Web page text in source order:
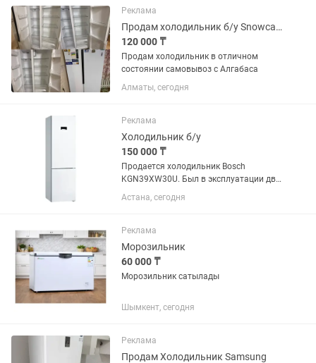
Реклама
Продам холодильник б/у Snowcap sbs nf 570w
120 000 ₸
Продам холодильник в отличном
состоянии самовывоз с Алгабаса
Алматы, сегодня
Реклама
Холодильник б/у
150 000 ₸
Продается холодильник Bosch
KGN39XW30U. Был в эксплуатации два
года. Состояние отличное, есть запах.
Остался выключенным с мясом
клинингом. Новый стоит 525...
Астана, сегодня
Реклама
Морозильник
60 000 ₸
Морозильник сатылады
Шымкент, сегодня
Реклама
Продам Холодильник Samsung